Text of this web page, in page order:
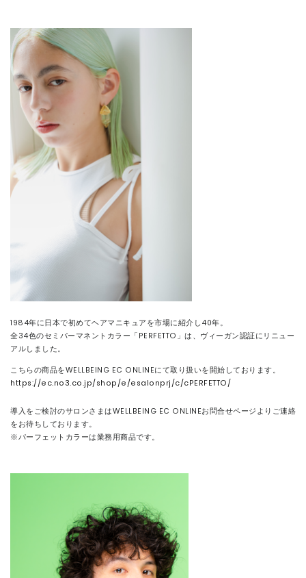
1984年に日本で初めてヘアマニキュアを市場に紹介し40年。
全34色のセミパーマネントカラー「PERFETTO」は、ヴィーガン認証にリニュー
アルしました。
こちらの商品をWELLBEING EC ONLINEにて取り扱いを開始しております。
https://ec.no3.co.jp/shop/e/esalonprj/c/cPERFETTO/
導入をご検討のサロンさまはWELLBEING EC ONLINEお問合せページよりご連絡
をお待ちしております。
※パーフェットカラーは業務用商品です。